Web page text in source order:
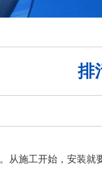
排
从施工开始，安装